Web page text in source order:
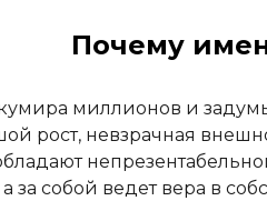
Почему
миллионов и
рост, невзрачная
а за собой ведет вера в